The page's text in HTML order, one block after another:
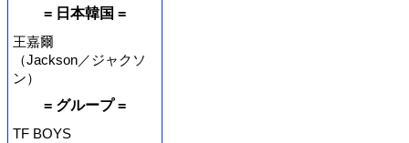
= 日本韓国 =
王嘉爾
（Jackson／ジャクソ
ン）
= グループ =
TF BOYS